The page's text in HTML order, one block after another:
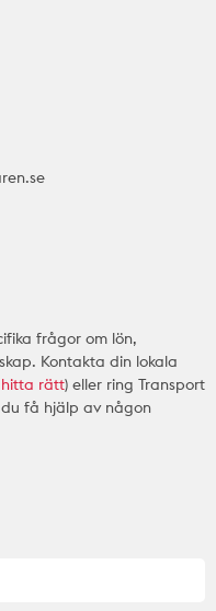
frågor om lön,
Kontakta din lokala
rätt) eller ring Transport
få hjälp av någon